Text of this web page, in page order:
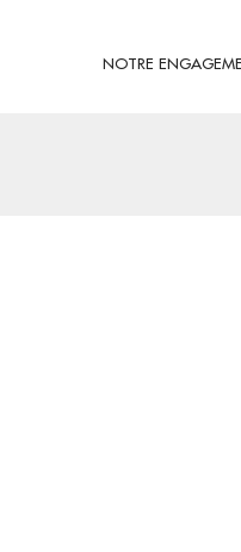
NOTRE